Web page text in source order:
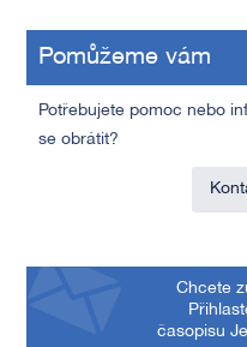
Pomůžeme vám
Potřebujete pomoc nebo
se obrátit?
Chcete
časopisu